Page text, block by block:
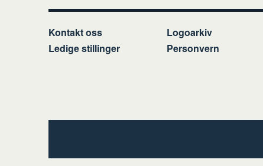
Kontakt oss
Ledige stillinger
Logoarkiv
Personvern